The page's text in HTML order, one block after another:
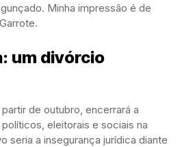
Minha impressão é de
um divórcio
de outubro, encerrará a
eleitorais e sociais na
seria a insegurança jurídica diante